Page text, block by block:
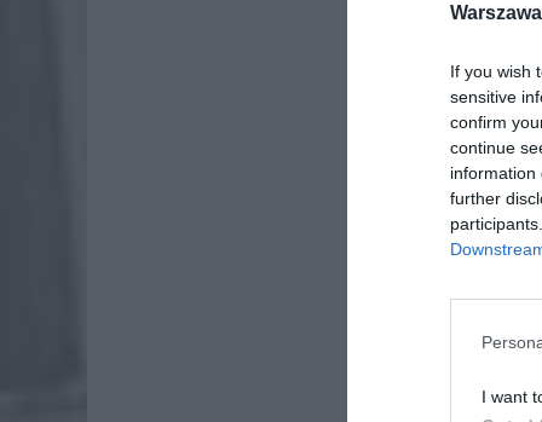
If you wish
sensitive
confirm
continue
information
further
I want
—